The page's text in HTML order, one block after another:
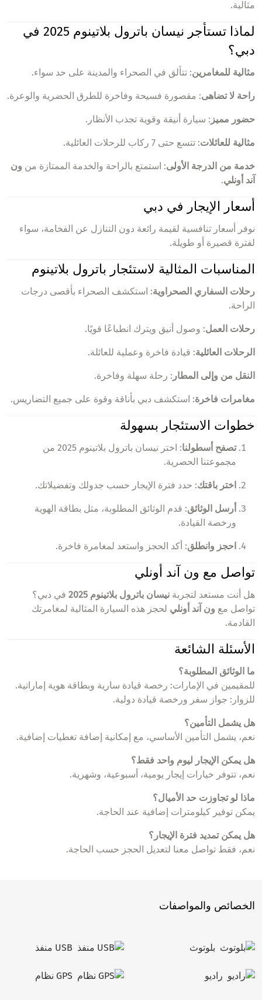
مثالية.
لماذا تستأجر نيسان باترول بلاتينوم 2025 في
دبي؟
مثالية للمغامرين: تتألق في الصحراء والمدينة على حد سواء.
راحة لا تضاهى: مقصورة فسيحة وفاخرة للطرق الحضرية والوعرة.
حضور مميز : سيارة أنيقة وقوية تجذب الأنظار.
مثالية للعائلات: تتسع حتى 7 ركاب للرحلات العائلية.
خدمة من الدرجة الأولى: استمتع بالراحة والخدمة الممتازة من ون
آند أونلي.
أسعار الإيجار في دبي
نوفر أسعار تنافسية لقيمة رائعة دون التنازل عن الفخامة، سواء
لفترة قصيرة أو طويلة.
المناسبات المثالية لاستئجار باترول بلاتينوم
رحلات السفاري الصحراوية: استكشف الصحراء بأقصى درجات
الراحة.
رحلات العمل: وصول أنيق ويترك انطباعًا قويًا.
الرحلات العائلية: قيادة فاخرة وعملية للعائلة.
النقل من وإلى المطار : رحلة سهلة وفاخرة.
مغامرات فاخرة: استكشف دبي بأناقة وقوة على جميع التضاريس.
خطوات الاستئجار بسهولة
تصفح أسطولنا
: اختر نيسان باترول بلاتينوم 2025 من
مجموعتنا الحصرية.
اختر باقتك: حدد فترة الإيجار حسب جدولك وتفضيلاتك.
أرسل الوثائق: قدم الوثائق المطلوبة، مثل بطاقة الهوية
ورخصة القيادة.
احجز وانطلق: أكد الحجز واستعد لمغامرة فاخرة.
تواصل مع ون آند أونلي
هل أنت مستعد لتجربة نيسان باترول بلاتينوم 2025
في دبي؟
تواصل مع ون آند أونلي لحجز هذه السيارة المثالية لمغامرتك
القادمة.
الأسئلة الشائعة
ما الوثائق المطلوبة؟
للمقيمين في الإمارات: رخصة قيادة سارية وبطاقة هوية إماراتية.
للزوار: جواز سفر ورخصة قيادة دولية.
هل يشمل التأمين؟
نعم، يشمل التأمين الأساسي، مع إمكانية إضافة تغطيات إضافية.
هل يمكن الإيجار ليوم واحد فقط؟
نعم، تتوفر خيارات إيجار يومية، أسبوعية، وشهرية.
ماذا لو تجاوزت حد الأميال؟
يمكن توفير كيلومترات إضافية عند الحاجة.
هل يمكن تمديد فترة الإيجار؟
نعم، فقط تواصل معنا لتعديل الحجز حسب الحاجة.
الخصائص والمواصفات
بلوتوث USB منفذ
راديو GPS نظام